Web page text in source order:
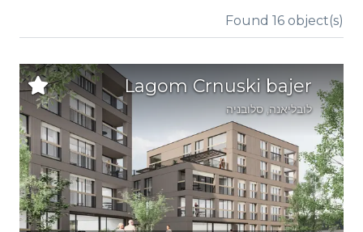
Found 16 object(s)
Lagom Crnuski bajer
לובליאנה, סלובניה